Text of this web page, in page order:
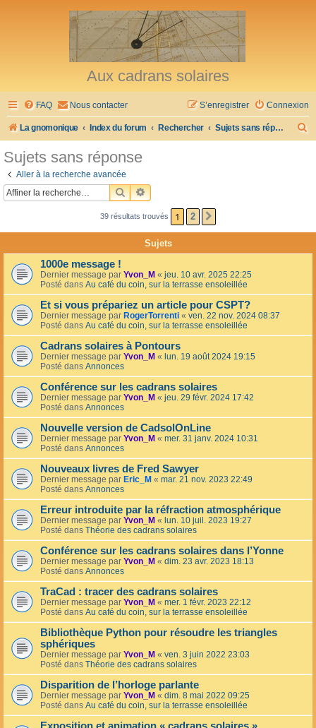
Aux cadrans solaires
FAQ Nous contacter Connexion
S’enregistrer
La gnomonique Index du forum Rechercher Sujets sans réponse
h
r
Sujets sans réponse
Aller à la recherche avancée
RECHERCHER
RECHERCHE AVANCÉE
39 résultats trouvés 1 2
Sujets
1000e message !
Dernier message par Yvon_M « jeu. 10 avr. 2025 22:25
Posté dans Au café du coin, sur la terrasse ensoleillée
Et si vous prépariez un article pour CSPT?
Dernier message par RogerTorrenti « ven. 22 nov. 2024 08:37
Posté dans Au café du coin, sur la terrasse ensoleillée
Cadrans solaires à Pontours
Dernier message par Yvon_M « lun. 19 août 2024 19:15
Posté dans Annonces
Conférence sur les cadrans solaires
Dernier message par Yvon_M « jeu. 29 févr. 2024 17:42
Posté dans Annonces
Nouvelle version de CadsolOnLine
Dernier message par Yvon_M « mer. 31 janv. 2024 10:31
Posté dans Annonces
Nouveaux livres de Fred Sawyer
Dernier message par Eric_M « mar. 21 nov. 2023 22:49
Posté dans Annonces
Erreur introduite par la réfraction atmosphérique
Dernier message par Yvon_M « lun. 10 juil. 2023 19:27
Posté dans Théorie des cadrans solaires
Conférence sur les cadrans solaires dans l’Yonne
Dernier message par Yvon_M « dim. 23 avr. 2023 18:13
Posté dans Annonces
TraCad : tracer des cadrans solaires
Dernier message par Yvon_M « mer. 1 févr. 2023 22:12
Posté dans Au café du coin, sur la terrasse ensoleillée
Bibliothèque Python pour résoudre les triangles
sphériques
Dernier message par Yvon_M « ven. 3 juin 2022 23:03
Posté dans Théorie des cadrans solaires
Disparition de l’horloge parlante
Dernier message par Yvon_M « dim. 8 mai 2022 09:25
Posté dans Au café du coin, sur la terrasse ensoleillée